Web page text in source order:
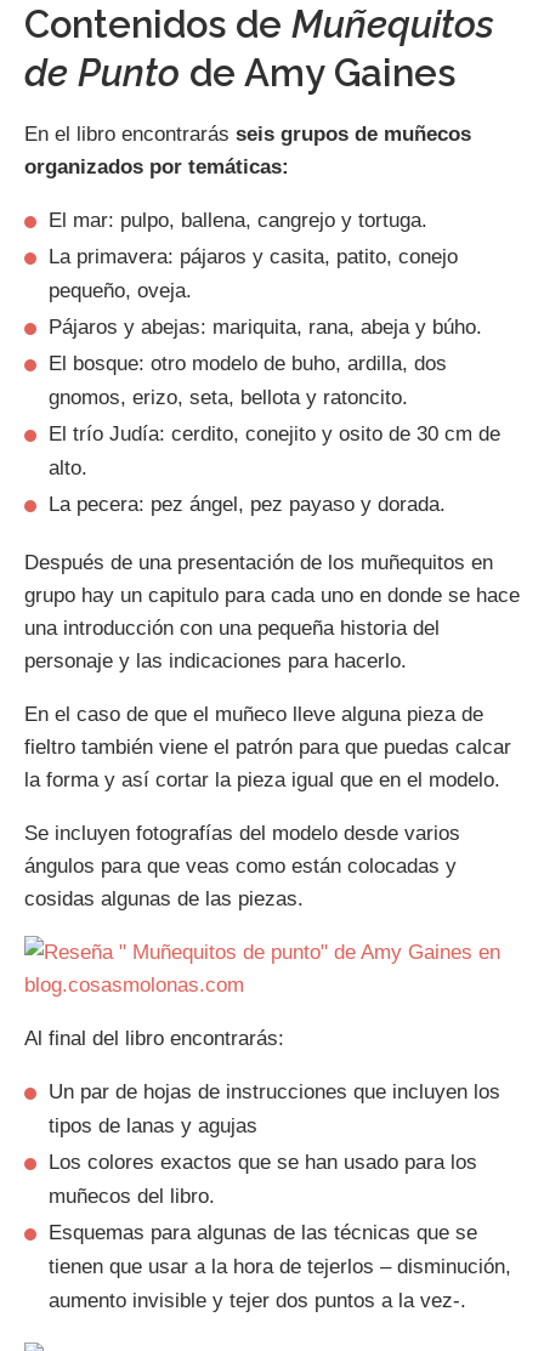
Contenidos de Muñequitos
de Punto de Amy Gaines
En el libro encontrarás seis grupos de muñecos
organizados por temáticas:
El mar: pulpo, ballena, cangrejo y tortuga.
La primavera: pájaros y casita, patito, conejo
pequeño, oveja.
Pájaros y abejas: mariquita, rana, abeja y búho.
El bosque: otro modelo de buho, ardilla, dos
gnomos, erizo, seta, bellota y ratoncito.
El trío Judía: cerdito, conejito y osito de 30 cm de
alto.
La pecera: pez ángel, pez payaso y dorada.
Después de una presentación de los muñequitos en
grupo hay un capitulo para cada uno en donde se hace
una introducción con una pequeña historia del
personaje y las indicaciones para hacerlo.
En el caso de que el muñeco lleve alguna pieza de
fieltro también viene el patrón para que puedas calcar
la forma y así cortar la pieza igual que en el modelo.
Se incluyen fotografías del modelo desde varios
ángulos para que veas como están colocadas y
cosidas algunas de las piezas.
Al final del libro encontrarás:
Un par de hojas de instrucciones que incluyen los
tipos de lanas y agujas
Los colores exactos que se han usado para los
muñecos del libro.
Esquemas para algunas de las técnicas que se
tienen que usar a la hora de tejerlos – disminución,
aumento invisible y tejer dos puntos a la vez-.